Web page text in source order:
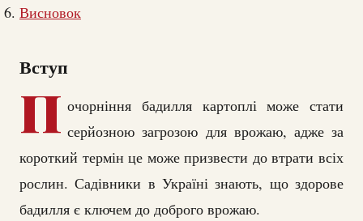
Висновок
Вступ
П очорніння бадилля картоплі може стати
серйозною загрозою для врожаю, адже за
короткий термін це може призвести до втрати всіх
рослин. Садівники в Україні знають, що здорове
бадилля є ключем до доброго врожаю.